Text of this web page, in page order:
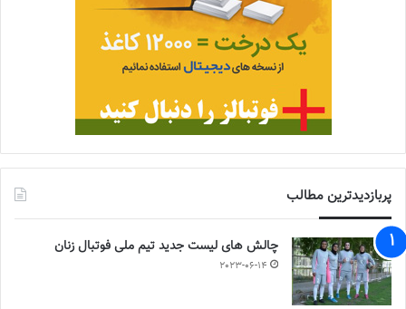
پربازدیدترین مطالب
چالش هاى ليست جدید تيم ملى فوتبال زنان
2023-06-14